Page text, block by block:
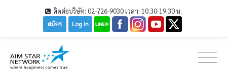
ติดต่อบริษัท: 02-726-9030 เวลา: 10.30-19.30 น.
Log in
สมัคร